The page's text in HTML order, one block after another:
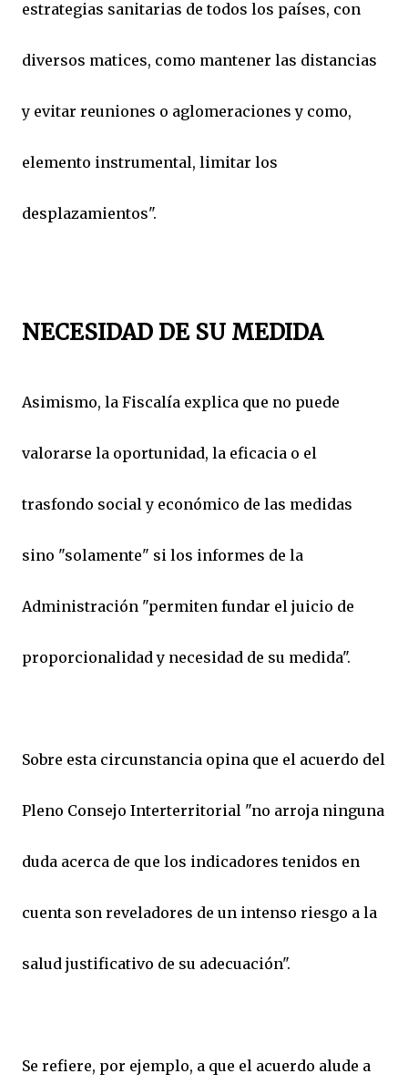
estrategias sanitarias de todos los países, con
diversos matices, como mantener las distancias
y evitar reuniones o aglomeraciones y como,
elemento instrumental, limitar los
desplazamientos".
NECESIDAD DE SU MEDIDA
Asimismo, la Fiscalía explica que no puede
valorarse la oportunidad, la eficacia o el
trasfondo social y económico de las medidas
sino "solamente" si los informes de la
Administración "permiten fundar el juicio de
proporcionalidad y necesidad de su medida".
Sobre esta circunstancia opina que el acuerdo del
Pleno Consejo Interterritorial "no arroja ninguna
duda acerca de que los indicadores tenidos en
cuenta son reveladores de un intenso riesgo a la
salud justificativo de su adecuación".
Se refiere, por ejemplo, a que el acuerdo alude a